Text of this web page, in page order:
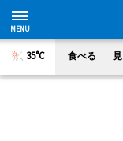
35°C 食べる